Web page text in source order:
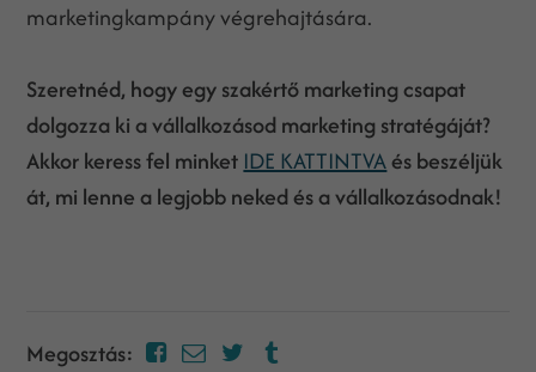
marketingkampány végrehajtására.
Szeretnéd, hogy egy szakértő marketing csapat
dolgozza ki a vállalkozásod marketing stratégáját?
Akkor keress fel minket IDE KATTINTVAés beszéljük
át, mi lenne a legjobb neked és a vállalkozásodnak!
Megosztás: